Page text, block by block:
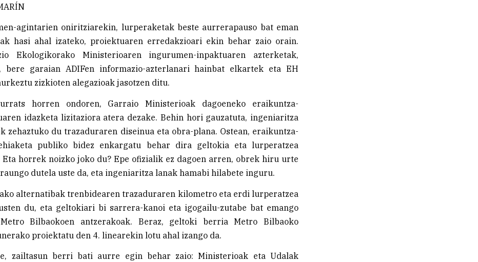
agintarien oniritziarekin, lurperaketak beste aurrerapauso bat eman
hasi ahal izateko, proiektuaren erredakzioari ekin behar zaio orain.
Ekologikorako Ministerioaren ingurumen-inpaktuaren azterketak,
bere garaian ADIFen informazio-azterlanari hainbat elkartek eta EH
zizkioten alegazioak jasotzen ditu.
horren ondoren, Garraio Ministerioak dagoeneko eraikuntza-
idazketa lizitaziora atera dezake. Behin hori gauzatuta, ingeniaritza
zehaztuko du trazaduraren diseinua eta obra-plana. Ostean, eraikuntza-
publiko bidez enkargatu behar dira geltokia eta lurperatzea
Eta horrek noizko joko du? Epe ofizialik ez dagoen arren, obrek hiru urte
dutela uste da, eta ingeniaritza lanak hamabi hilabete inguru.
alternatibak trenbidearen trazaduraren kilometro eta erdi lurperatzea
du, eta geltokiari bi sarrera-kanoi eta igogailu-zutabe bat emango
Bilbaokoen antzerakoak. Beraz, geltoki berria Metro Bilbaoko
proiektatu den 4. linearekin lotu ahal izango da.
zailtasun berri bati aurre egin behar zaio: Ministerioak eta Udalak